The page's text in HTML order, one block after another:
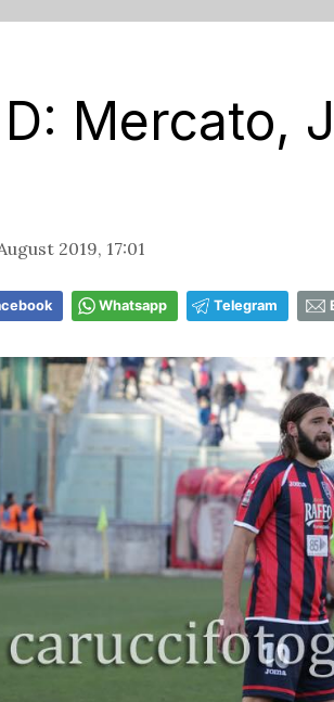
Mercato,
2019, 17:01
Whatsapp Telegram